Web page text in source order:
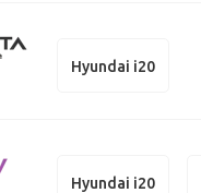
Hyundai i20
Hyundai i20